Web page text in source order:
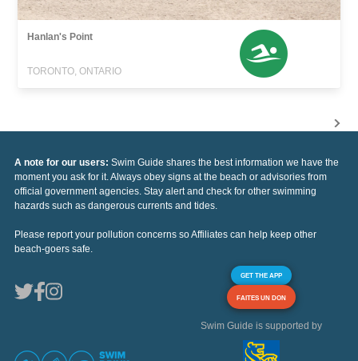
Hanlan's Point
TORONTO, ONTARIO
A note for our users: Swim Guide shares the best information we have the
moment you ask for it. Always obey signs at the beach or advisories from
official government agencies. Stay alert and check for other swimming
hazards such as dangerous currents and tides.
Please report your pollution concerns so Affiliates can help keep other
beach-goers safe.
GET THE APP
FAITES UN DON
Swim Guide is supported by